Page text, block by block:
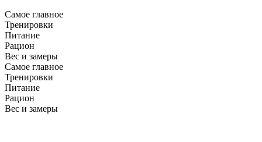
Самое главное
Тренировки
Питание
Рацион
Вес и замеры
Самое главное
Тренировки
Питание
Рацион
Вес и замеры